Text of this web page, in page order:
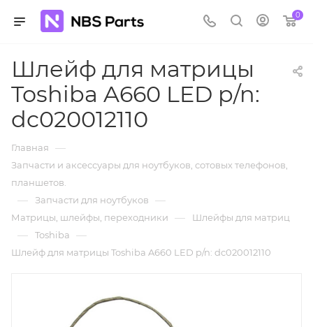
0
Шлейф для матрицы
Toshiba A660 LED p/n:
dc020012110
Главная —
Запчасти и аксессуары для ноутбуков, сотовых телефонов,
планшетов.
— Запчасти для ноутбуков —
Матрицы, шлейфы, переходники — Шлейфы для матриц
— Toshiba —
Шлейф для матрицы Toshiba A660 LED p/n: dc020012110